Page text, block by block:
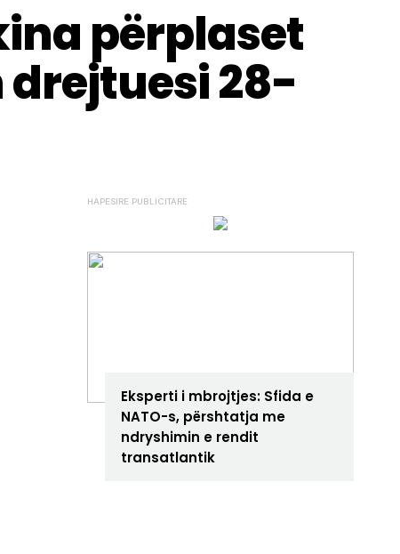
përplaset
28-
Eksperti i mbrojtjes: Sfida e
NATO-s, përshtatja me
ndryshimin e rendit
transatlantik